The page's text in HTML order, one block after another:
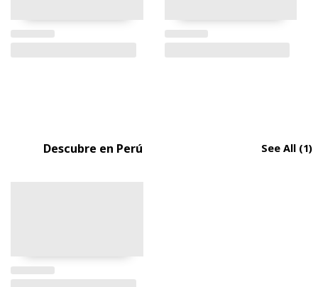
Descubre en Perú See All (1)